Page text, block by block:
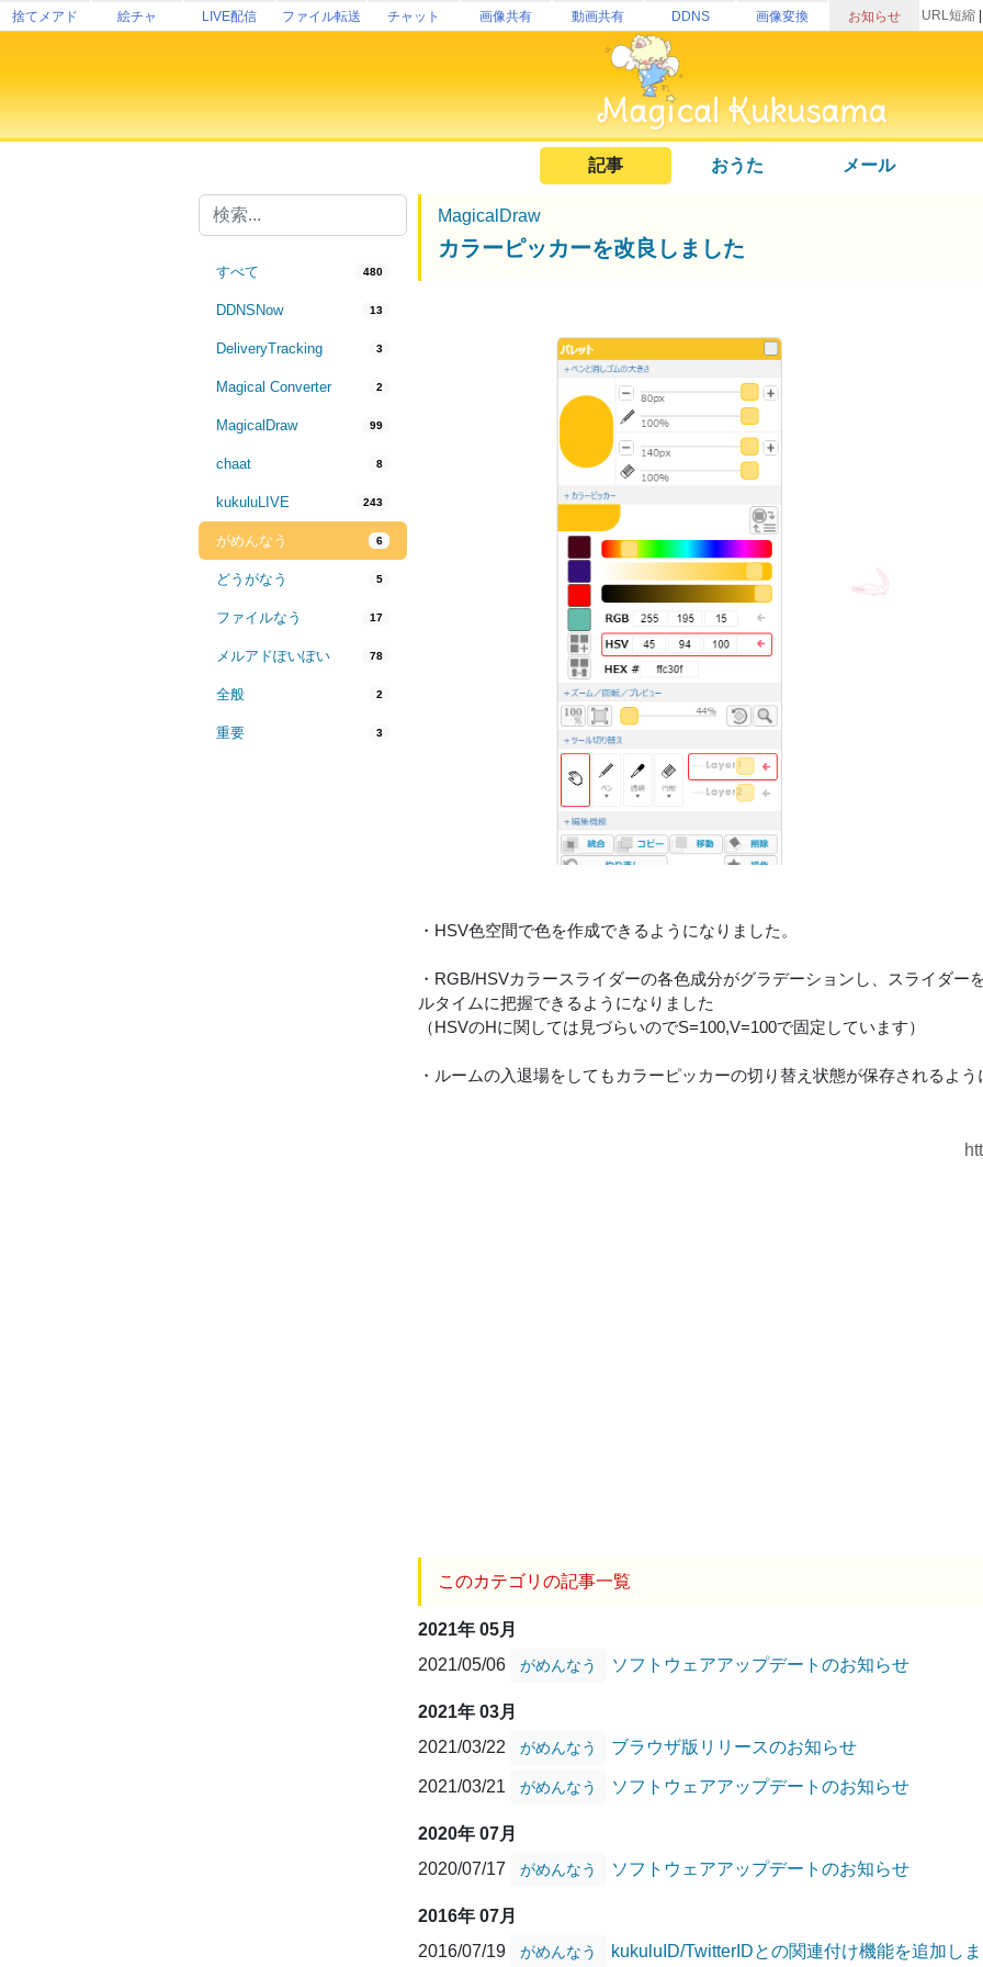
捨てメアド 絵チャ LIVE配信 ファイル転送 チャット 画像共有 動画共有 DDNS 画像変換 お知らせ URL短縮
記事 おうた メール
すべて 480
DDNSNow 13
DeliveryTracking 3
Magical Converter 2
MagicalDraw 99
chaat 8
kukuluLIVE 243
がめんなう 6
どうがなう 5
ファイルなう 17
メルアドぽいぽい 78
全般 2
重要 3
MagicalDraw
カラーピッカーを改良しました
・HSV色空間で色を作成できるようになりました。
・RGB/HSVカラースライダーの各色成分がグラデーションし、スライダー
ルタイムに把握できるようになりました
（HSVのHに関しては見づらいのでS=100,V=100で固定しています）
・ルームの入退場をしてもカラーピッカーの切り替え状態が保存されるよ
このカテゴリの記事一覧
2021年 05月
2021/05/06
がめんなう ソフトウェアアップデートのお知らせ
2021年 03月
2021/03/22
がめんなう ブラウザ版リリースのお知らせ
2021/03/21 がめんなう ソフトウェアアップデートのお知らせ
2020年 07月
2020/07/17
がめんなう ソフトウェアアップデートのお知らせ
2016年 07月
2016/07/19
がめんなう kukuluID/TwitterIDとの関連付け機能を追加し